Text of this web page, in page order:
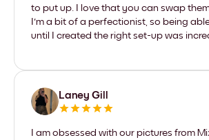
to put up. I love that you can swap
I'm a bit of a perfectionist, so being
until I created the right set-up was
Laney Gill
I am obsessed with our pictures from